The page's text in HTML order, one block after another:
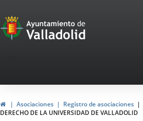
Portal
de
navegación
HomeAsociaciones Registro de asociaciones
DERECHO DE LA UNIVERSIDAD DE VALLADOLID